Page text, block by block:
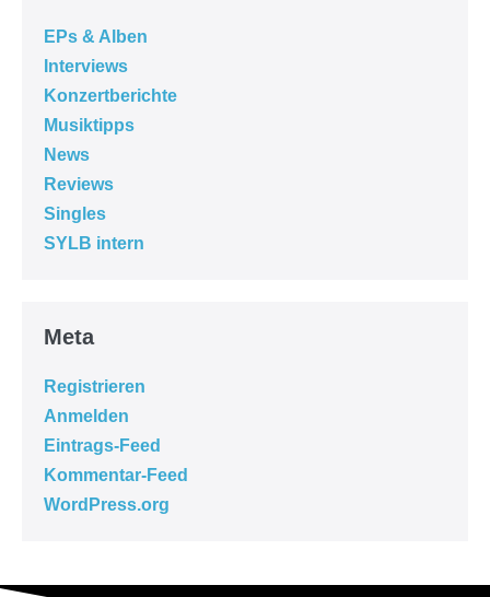
EPs & Alben
Interviews
Konzertberichte
Musiktipps
News
Reviews
Singles
SYLB intern
Meta
Registrieren
Anmelden
Eintrags-Feed
Kommentar-Feed
WordPress.org